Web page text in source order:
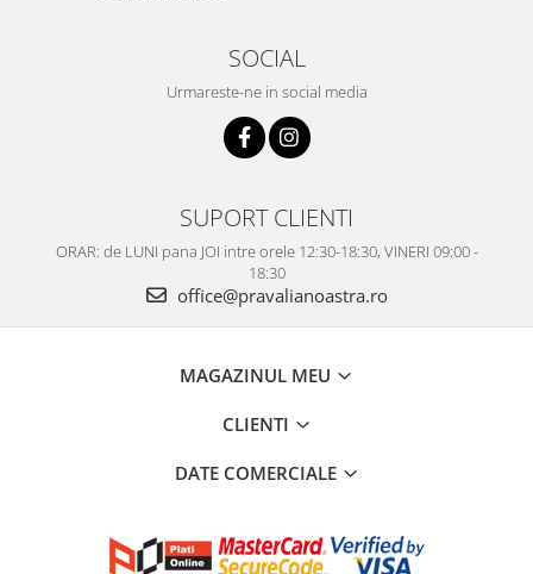
SOCIAL
Urmareste-ne in social media
SUPORT CLIENTI
ORAR: de LUNI pana JOI intre orele 12:30-18:30, VINERI 09:00 -
18:30
office@pravalianoastra.ro
MAGAZINUL MEU
CLIENTI
DATE COMERCIALE